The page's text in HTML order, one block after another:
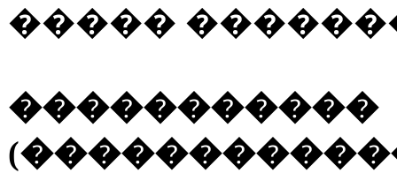
�����
�����������